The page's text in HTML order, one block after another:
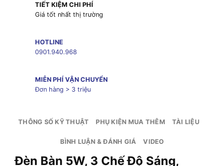
TIẾT KIỆM CHI PHÍ
Giá tốt nhất thị trường
HOTLINE
0901.940.968
MIỄN PHÍ VẬN CHUYỂN
Đơn hàng > 3 triệu
THÔNG SỐ KỸ THUẬT PHỤ KIỆN MUA THÊM TÀI LIỆU
BÌNH LUẬN & ĐÁNH GIÁ VIDEO
Đèn Bàn 5W, 3 Chế Độ Sáng,